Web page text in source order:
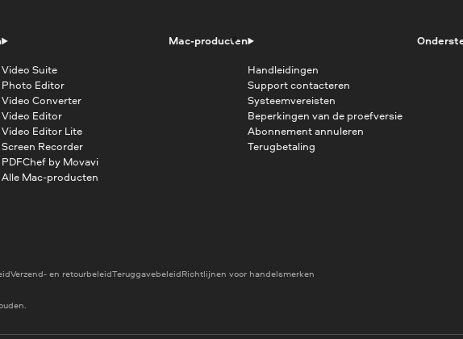
Mac-producten
Video Suite
Photo Editor
Video Converter
Video Editor
Video Editor Lite
Screen Recorder
PDFChef by Movavi
Alle Mac-producten
Handleidingen
Support contacteren
Systeemvereisten
Beperkingen van de proefversie
Abonnement annuleren
Terugbetaling
Verzend- en retourbeleidTeruggavebeleidRichtlijnen voor handelsmerken